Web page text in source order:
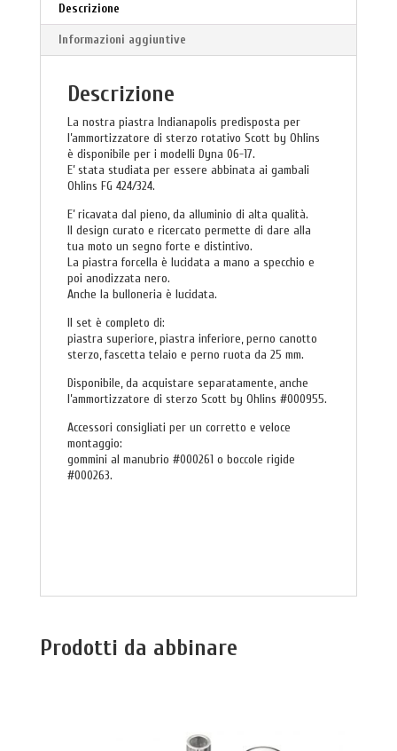
Descrizione
Informazioni aggiuntive
Descrizione
La nostra piastra Indianapolis predisposta per
l’ammortizzatore di sterzo rotativo Scott by Ohlins
è disponibile per i modelli Dyna 06-17.
E’ stata studiata per essere abbinata ai gambali
Ohlins FG 424/324.
E’ ricavata dal pieno, da alluminio di alta qualità.
Il design curato e ricercato permette di dare alla
tua moto un segno forte e distintivo.
La piastra forcella è lucidata a mano a specchio e
poi anodizzata nero.
Anche la bulloneria è lucidata.
Il set è completo di:
piastra superiore, piastra inferiore, perno canotto
sterzo, fascetta telaio e perno ruota da 25 mm.
Disponibile, da acquistare separatamente, anche
l’ammortizzatore di sterzo Scott by Ohlins #000955.
Accessori consigliati per un corretto e veloce
montaggio:
gommini al manubrio #000261 o boccole rigide
#000263.
Prodotti da abbinare